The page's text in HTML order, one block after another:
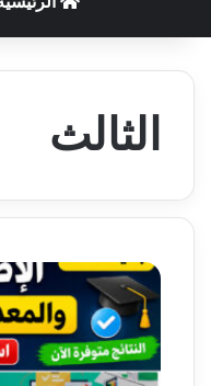
الثالث